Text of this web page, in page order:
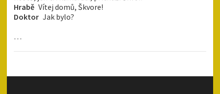
Hrabě Vítej domů, Škvore!
Doktor Jak bylo?
…